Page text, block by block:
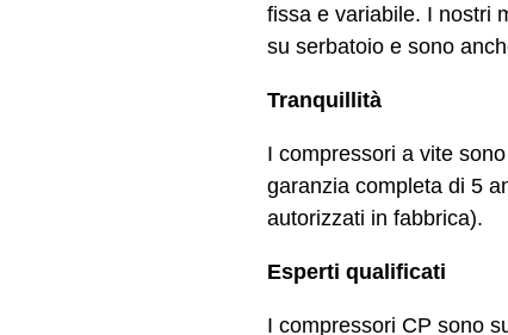
fissa e variabile. I nostri
su serbatoio e sono
Tranquillità
I compressori a vite
garanzia completa di 5
autorizzati in fabbrica).
Esperti qualificati
I compressori CP sono